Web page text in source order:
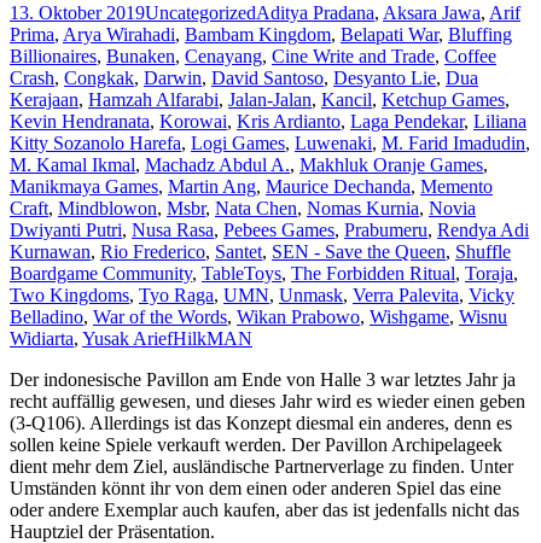
13. Oktober 2019UncategorizedAditya Pradana, Aksara Jawa, Arif
Prima, Arya Wirahadi, Bambam Kingdom, Belapati War, Bluffing
Billionaires, Bunaken, Cenayang, Cine Write and Trade, Coffee
Crash, Congkak, Darwin, David Santoso, Desyanto Lie, Dua
Kerajaan, Hamzah Alfarabi, Jalan-Jalan, Kancil, Ketchup Games,
Kevin Hendranata, Korowai, Kris Ardianto, Laga Pendekar, Liliana
Kitty Sozanolo Harefa, Logi Games, Luwenaki, M. Farid Imadudin,
M. Kamal Ikmal, Machadz Abdul A., Makhluk Oranje Games,
Manikmaya Games, Martin Ang, Maurice Dechanda, Memento
Craft, Mindblowon, Msbr, Nata Chen, Nomas Kurnia, Novia
Dwiyanti Putri, Nusa Rasa, Pebees Games, Prabumeru, Rendya Adi
Kurnawan, Rio Frederico, Santet, SEN - Save the Queen, Shuffle
Boardgame Community, TableToys, The Forbidden Ritual, Toraja,
Two Kingdoms, Tyo Raga, UMN, Unmask, Verra Palevita, Vicky
Belladino, War of the Words, Wikan Prabowo, Wishgame, Wisnu
Widiarta, Yusak AriefHilkMAN
Der indonesische Pavillon am Ende von Halle 3 war letztes Jahr ja
recht auffällig gewesen, und dieses Jahr wird es wieder einen geben
(3-Q106). Allerdings ist das Konzept diesmal ein anderes, denn es
sollen keine Spiele verkauft werden. Der Pavillon Archipelageek
dient mehr dem Ziel, ausländische Partnerverlage zu finden. Unter
Umständen könnt ihr von dem einen oder anderen Spiel das eine
oder andere Exemplar auch kaufen, aber das ist jedenfalls nicht das
Hauptziel der Präsentation.